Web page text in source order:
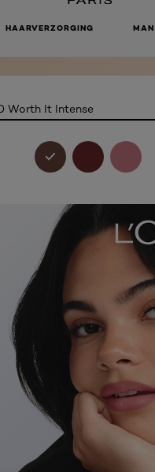
HAARVERZORGING MAN
Worth It Intense